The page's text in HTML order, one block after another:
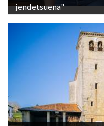
San Bittorreko eta
eskuragarri